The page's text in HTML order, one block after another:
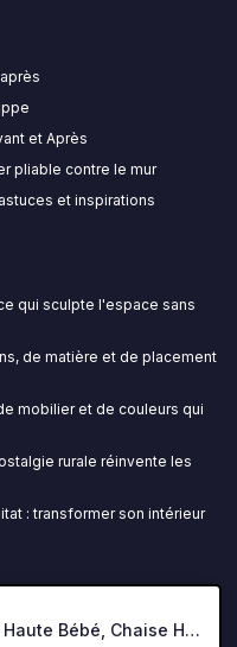
Maxi-Cosi Nesta, Chaise Haute Bébé, Chaise Haute en Bois Évolutive, Dossier Inclinable, De la Naissance Jusqu'à 99 ans, Bois Naturel Chaise haute Naturel
et Après
pliable contre le mur
et inspirations
qui sculpte l'espace sans
de matière et de placement
mobilier et de couleurs qui
rurale réinvente les
: transformer son intérieur